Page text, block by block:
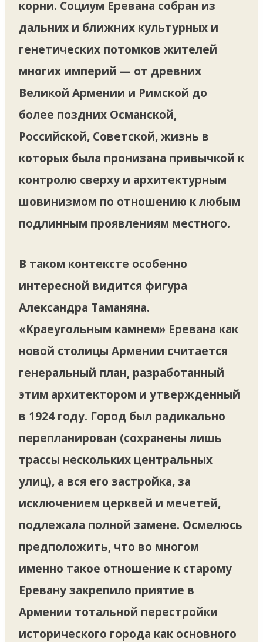
корни. Социум Еревана собран из
дальних и ближних культурных и
генетических потомков жителей
многих империй — от древних
Великой Армении и Римской до
более поздних Османской,
Российской, Советской, жизнь в
которых была пронизана привычкой к
контролю сверху и архитектурным
шовинизмом по отношению к любым
подлинным проявлениям местного.
В таком контексте особенно
интересной видится фигура
Александра Таманяна.
«Краеугольным камнем» Еревана как
новой столицы Армении считается
генеральный план, разработанный
этим архитектором и утвержденный
в 1924 году. Город был радикально
перепланирован (сохранены лишь
трассы нескольких центральных
улиц), а вся его застройка, за
исключением церквей и мечетей,
подлежала полной замене. Осмелюсь
предположить, что во многом
именно такое отношение к старому
Еревану закрепило приятие в
Армении тотальной перестройки
исторического города как основного